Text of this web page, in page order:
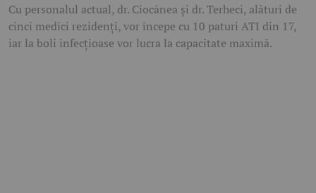
Cu personalul actual, dr. Ciocănea şi dr. Terheci, alături de
cinci medici rezidenţi, vor începe cu 10 paturi ATI din 17,
iar la boli infecţioase vor lucra la capacitate maximă.